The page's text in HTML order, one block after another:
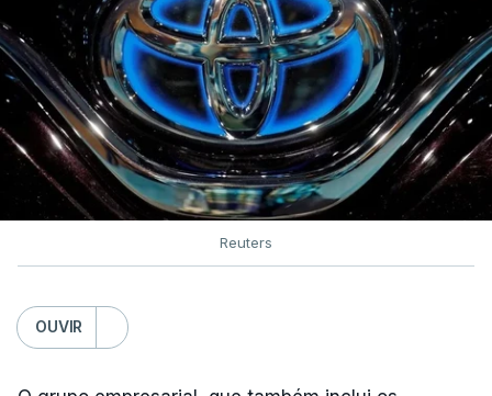
Reuters
OUVIR